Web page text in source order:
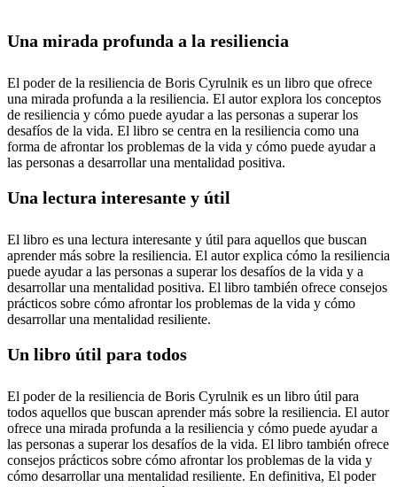
Una mirada profunda a la resiliencia
El poder de la resiliencia de Boris Cyrulnik es un libro que ofrece
una mirada profunda a la resiliencia. El autor explora los conceptos
de resiliencia y cómo puede ayudar a las personas a superar los
desafíos de la vida. El libro se centra en la resiliencia como una
forma de afrontar los problemas de la vida y cómo puede ayudar a
las personas a desarrollar una mentalidad positiva.
Una lectura interesante y útil
El libro es una lectura interesante y útil para aquellos que buscan
aprender más sobre la resiliencia. El autor explica cómo la resiliencia
puede ayudar a las personas a superar los desafíos de la vida y a
desarrollar una mentalidad positiva. El libro también ofrece consejos
prácticos sobre cómo afrontar los problemas de la vida y cómo
desarrollar una mentalidad resiliente.
Un libro útil para todos
El poder de la resiliencia de Boris Cyrulnik es un libro útil para
todos aquellos que buscan aprender más sobre la resiliencia. El autor
ofrece una mirada profunda a la resiliencia y cómo puede ayudar a
las personas a superar los desafíos de la vida. El libro también ofrece
consejos prácticos sobre cómo afrontar los problemas de la vida y
cómo desarrollar una mentalidad resiliente. En definitiva, El poder